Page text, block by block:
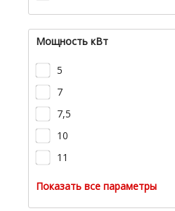
Мощность кВт
5
7
7,5
10
11
Показать все параметры